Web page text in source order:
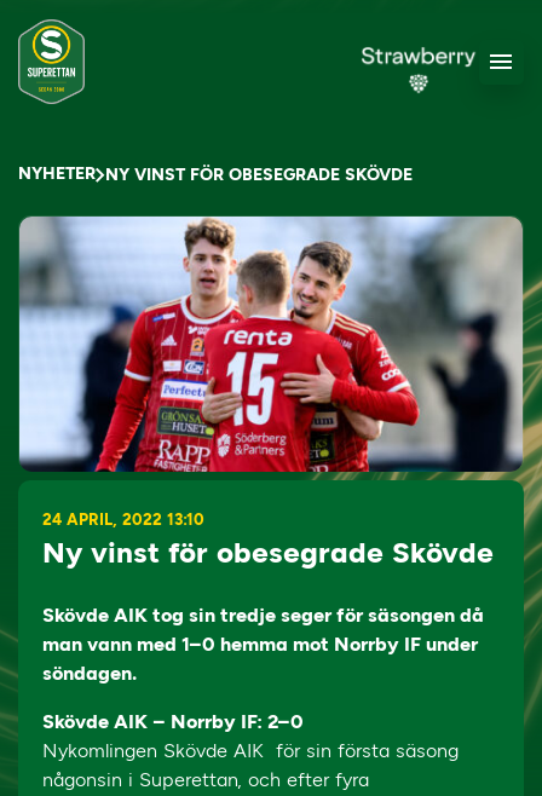
NYHETER NY VINST FÖR OBESEGRADE SKÖVDE
24 APRIL, 2022 13:10
Ny vinst för obesegrade Skövde
Skövde AIK tog sin tredje seger för säsongen då
man vann med 1–0 hemma mot Norrby IF under
söndagen.
Skövde AIK – Norrby IF: 2–0
Nykomlingen Skövde AIK för sin första säsong
någonsin i Superettan, och efter fyra